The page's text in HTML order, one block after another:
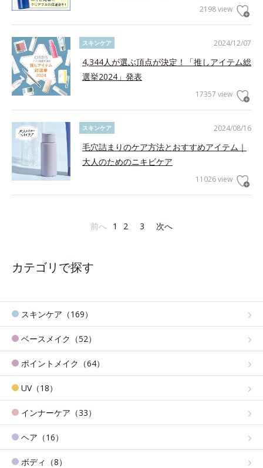
2198 view
2024/12/07
スキンケア
4,344人が選ぶ頂点が決定！「推しアイテム総
選挙2024」発表
17357 view
2024/08/16
スキンケア
毛穴詰まりのケア方法とおすすめアイテム｜
大人のためのニキビケア
11026 view
前へ 1 2 3 次へ
カテゴリで探す
スキンケア（169）
ベースメイク（52）
ポイントメイク（64）
UV（18）
インナーケア（33）
ヘア（16）
ボディ（8）